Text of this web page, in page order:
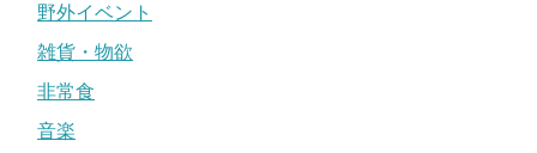
野外イベント
雑貨・物欲
非常食
音楽